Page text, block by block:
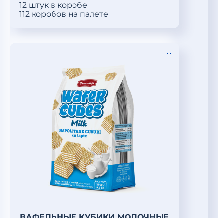
12 штук в коробе
112 коробов на палете